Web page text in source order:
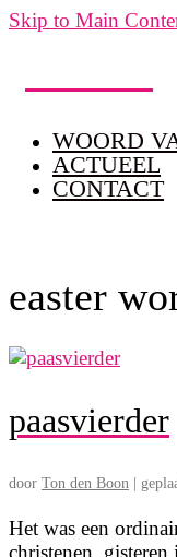
Skip to Main
WOORD
ACTUEEL
CONTACT
easter
paasvierder
door Ton den Boon
Het was een
christenen,